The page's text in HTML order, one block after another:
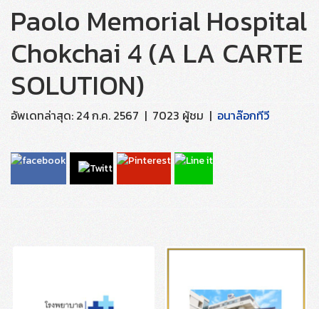
Paolo Memorial Hospital
Chokchai 4 (A LA CARTE
SOLUTION)
อัพเดทล่าสุด: 24 ก.ค. 2567 | 7023 ผู้ชม | อนาล๊อกทีวี